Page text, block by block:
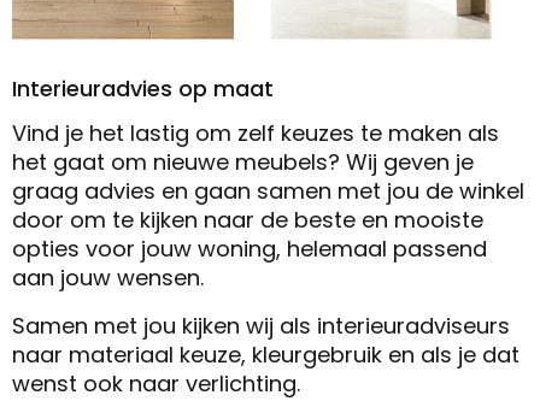
Interieuradvies op maat
Vind je het lastig om zelf keuzes te maken als
het gaat om nieuwe meubels? Wij geven je
graag advies en gaan samen met jou de winkel
door om te kijken naar de beste en mooiste
opties voor jouw woning, helemaal passend
aan jouw wensen.
Samen met jou kijken wij als interieuradviseurs
naar materiaal keuze, kleurgebruik en als je dat
wenst ook naar verlichting.